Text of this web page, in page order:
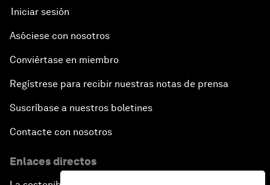
Iniciar sesión
Asóciese con nosotros
Conviértase en miembro
Regístrese para recibir nuestras notas de prensa
Suscríbase a nuestros boletines
Contacte con nosotros
Enlaces directos